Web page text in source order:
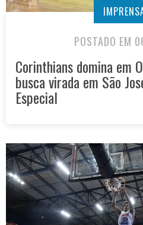
POSTADO
Corinthians domina em
busca virada em São
Especial